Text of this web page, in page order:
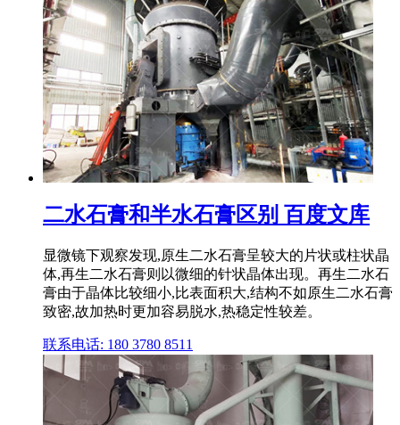
二水石膏和半水石膏区别 百度文库
显微镜下观察发现,原生二水石膏呈较大的片状或柱状晶
体,再生二水石膏则以微细的针状晶体出现。再生二水石
膏由于晶体比较细小,比表面积大,结构不如原生二水石膏
致密,故加热时更加容易脱水,热稳定性较差。
联系电话: 180 3780 8511